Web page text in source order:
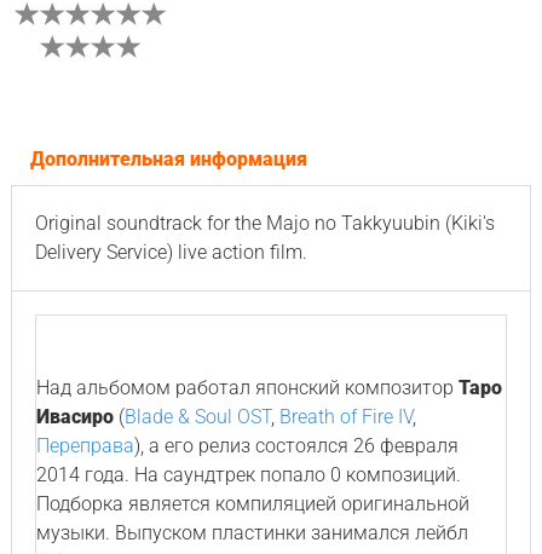
Дополнительная информация
Original soundtrack for the Majo no Takkyuubin (Kiki's
Delivery Service) live action film.
Над альбомом работал японский композитор Таро
Ивасиро(Blade & Soul OST, Breath of Fire IV,
Переправа), а его релиз состоялся 26 февраля
2014 года. На саундтрек попало 0 композиций.
Подборка является компиляцией оригинальной
музыки. Выпуском пластинки занимался лейбл